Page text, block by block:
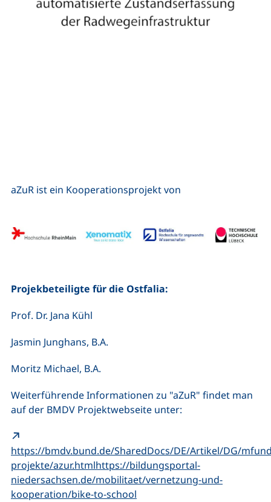
aZuR ist ein Kooperationsprojekt von
Projekbeteiligte für die Ostfalia:
Prof. Dr. Jana Kühl
Jasmin Junghans, B.A.
Moritz Michael, B.A.
Weiterführende Informationen zu "aZuR" findet man
auf der BMDV Projektwebseite unter:
https://bmdv.bund.de/SharedDocs/DE/Artikel/DG/
projekte/azur.htmlhttps://bildungsportal-
niedersachsen.de/mobilitaet/vernetzung-und-
kooperation/bike-to-school